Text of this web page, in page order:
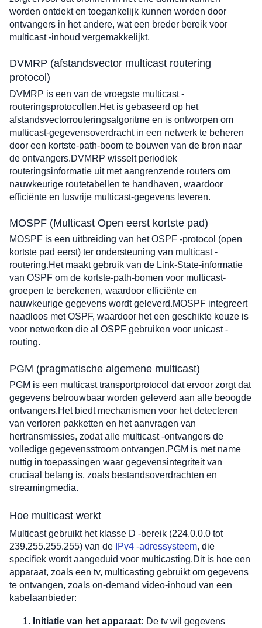
worden ontdekt en toegankelijk kunnen worden door
ontvangers in het andere, wat een breder bereik voor
multicast -inhoud vergemakkelijkt.
DVMRP (afstandsvector multicast routering
protocol)
DVMRP is een van de vroegste multicast -
routeringsprotocollen.Het is gebaseerd op het
afstandsvectorrouteringsalgoritme en is ontworpen om
multicast-gegevensoverdracht in een netwerk te beheren
door een kortste-path-boom te bouwen van de bron naar
de ontvangers.DVMRP wisselt periodiek
routeringsinformatie uit met aangrenzende routers om
nauwkeurige routetabellen te handhaven, waardoor
efficiënte en lusvrije multicast-gegevens leveren.
MOSPF (Multicast Open eerst kortste pad)
MOSPF is een uitbreiding van het OSPF -protocol (open
kortste pad eerst) ter ondersteuning van multicast -
routering.Het maakt gebruik van de Link-State-informatie
van OSPF om de kortste-path-bomen voor multicast-
groepen te berekenen, waardoor efficiënte en
nauwkeurige gegevens wordt geleverd.MOSPF integreert
naadloos met OSPF, waardoor het een geschikte keuze is
voor netwerken die al OSPF gebruiken voor unicast -
routing.
PGM (pragmatische algemene multicast)
PGM is een multicast transportprotocol dat ervoor zorgt dat
gegevens betrouwbaar worden geleverd aan alle beoogde
ontvangers.Het biedt mechanismen voor het detecteren
van verloren pakketten en het aanvragen van
hertransmissies, zodat alle multicast -ontvangers de
volledige gegevensstroom ontvangen.PGM is met name
nuttig in toepassingen waar gegevensintegriteit van
cruciaal belang is, zoals bestandsoverdrachten en
streamingmedia.
Hoe multicast werkt
Multicast gebruikt het klasse D -bereik (224.0.0.0 tot
239.255.255.255) van de IPv4 -adressysteem, die
specifiek wordt aangeduid voor multicasting.Dit is hoe een
apparaat, zoals een tv, multicasting gebruikt om gegevens
te ontvangen, zoals on-demand video-inhoud van een
kabelaanbieder:
Initiatie van het apparaat: De tv wil gegevens